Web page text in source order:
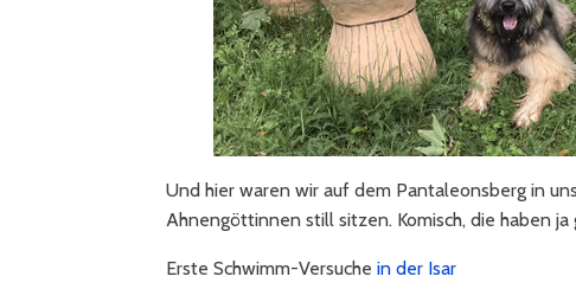
Und hier waren wir auf dem Pantaleonsberg in
Ahnengöttinnen still sitzen. Komisch, die haben
Erste Schwimm-Versuchein der Isar